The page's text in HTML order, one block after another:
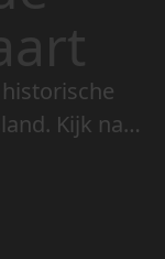
Kijk naar